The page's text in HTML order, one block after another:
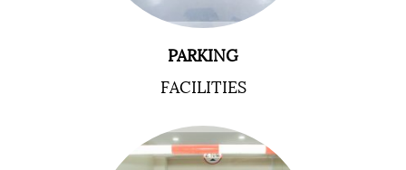
PARKING
FACILITIES